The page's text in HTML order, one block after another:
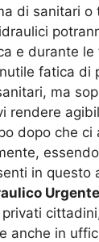
di sanitari o
e durante le
fatica di
ma
rendere
dopo che ci
in questo
anche in